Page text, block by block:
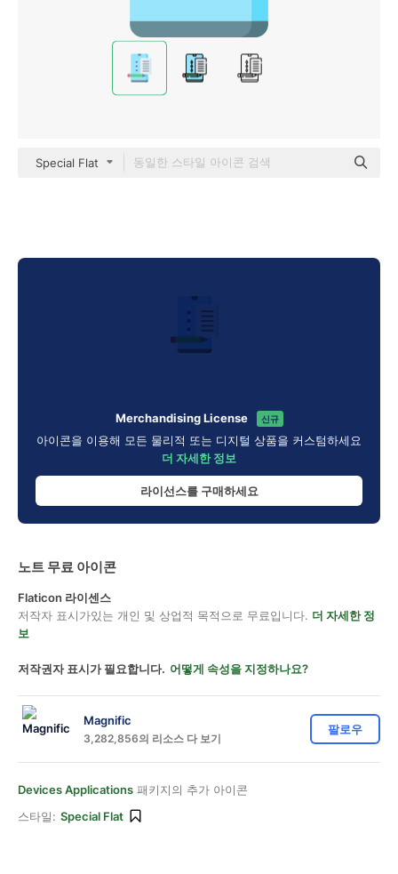
Special Flat
Merchandising License 신규
아이콘을 이용해 모든 물리적 또는 디지털 상품을 커스텀하세요
더 자세한 정보
라이선스를 구매하세요
노트 무료 아이콘
Flaticon 라이센스
저작자 표시가있는 개인 및 상업적 목적으로 무료입니다. 더 자세한 정
보
저작권자 표시가 필요합니다. 어떻게 속성을 지정하나요?
Magnific
3,282,856의 리소스 다 보기
팔로우
Devices Applications 패키지의 추가 아이콘
스타일: Special Flat